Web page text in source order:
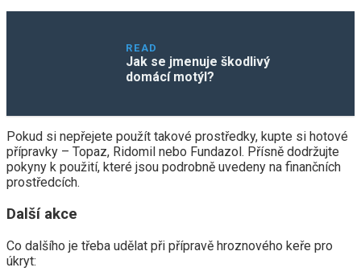
READ
Jak se jmenuje škodlivý
domácí motýl?
Pokud si nepřejete použít takové prostředky, kupte si hotové
přípravky – Topaz, Ridomil nebo Fundazol. Přísně dodržujte
pokyny k použití, které jsou podrobně uvedeny na finančních
prostředcích.
Další akce
Co dalšího je třeba udělat při přípravě hroznového keře pro
úkryt: